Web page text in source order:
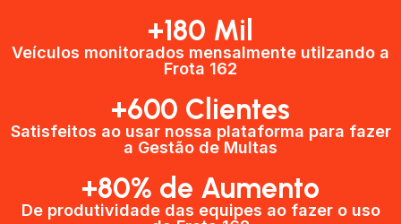
+180 Mil
Veículos monitorados mensalmente utilzando a
Frota 162
+600 Clientes​
Satisfeitos ao usar nossa plataforma para fazer
a Gestão de Multas​
+80% de Aumento
De produtividade das equipes ao fazer o uso